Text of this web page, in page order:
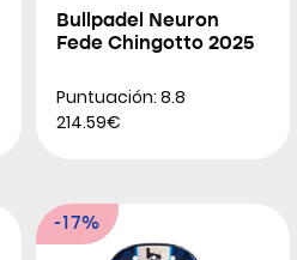
Bullpadel Neuron
Fede Chingotto 2025
Puntuación: 8.8
214.59€
-17%